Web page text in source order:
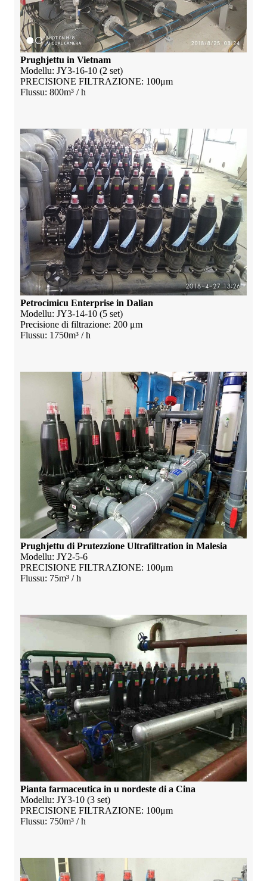
Prughjettu in Vietnam
Modellu: JY3-16-10 (2 set)
PRECISIONE FILTRAZIONE: 100μm
Flussu: 800m³ / h
Petrocimicu Enterprise in Dalian
Modellu: JY3-14-10 (5 set)
Precisione di filtrazione: 200 μm
Flussu: 1750m³ / h
Prughjettu di Prutezzione Ultrafiltration in Malesia
Modellu: JY2-5-6
PRECISIONE FILTRAZIONE: 100μm
Flussu: 75m³ / h
Pianta farmaceutica in u nordeste di a Cina
Modellu: JY3-10 (3 set)
PRECISIONE FILTRAZIONE: 100μm
Flussu: 750m³ / h